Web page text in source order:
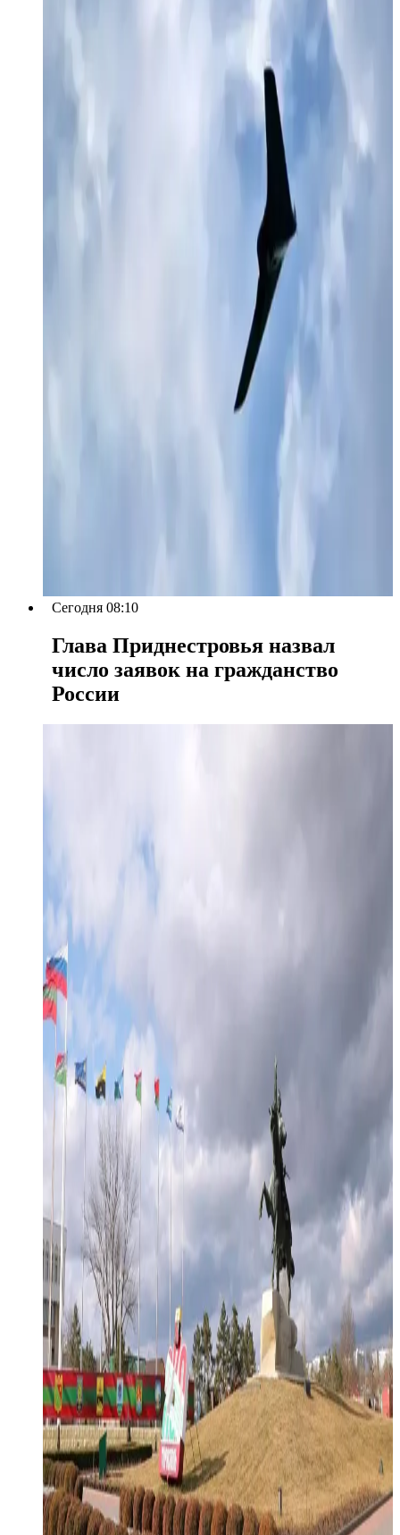
Сегодня 08:10
Глава Приднестровья назвал
число заявок на гражданство
России